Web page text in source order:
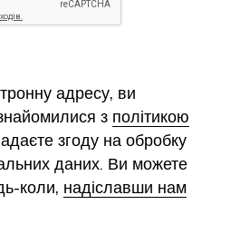
адресу, ви
з політикою
згоду на обробку
даних. Ви можете
коли, надіславши нам